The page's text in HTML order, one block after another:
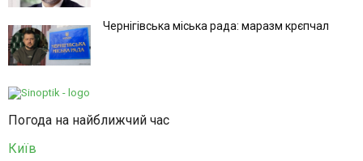
Чернігівська міська рада: маразм крєпчал
Погода на найближчий час
Київ